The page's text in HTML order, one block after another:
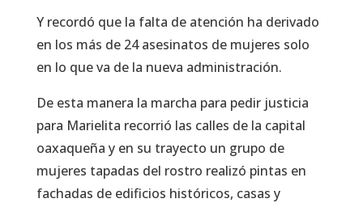
Y recordó que la falta de atención ha derivado
en los más de 24 asesinatos de mujeres solo
en lo que va de la nueva administración.
De esta manera la marcha para pedir justicia
para Marielita recorrió las calles de la capital
oaxaqueña y en su trayecto un grupo de
mujeres tapadas del rostro realizó pintas en
fachadas de edificios históricos, casas y